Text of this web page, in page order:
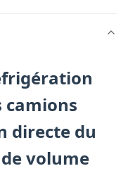
directe du
volume